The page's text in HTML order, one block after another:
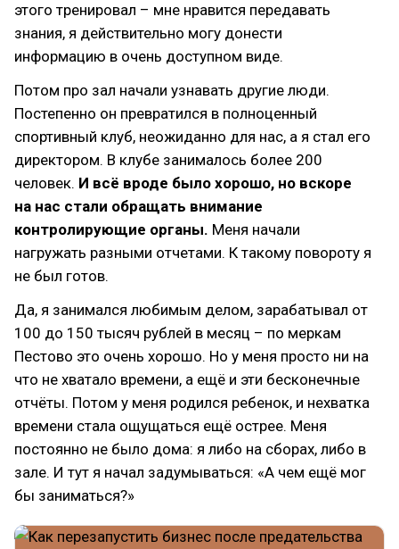
этого тренировал – мне нравится передавать
знания, я действительно могу донести
информацию в очень доступном виде.
Потом про зал начали узнавать другие люди.
Постепенно он превратился в полноценный
спортивный клуб, неожиданно для нас, а я стал его
директором. В клубе занималось более 200
человек. И всё вроде было хорошо, но вскоре
на нас стали обращать внимание
контролирующие органы. Меня начали
нагружать разными отчетами. К такому повороту я
не был готов.
Да, я занимался любимым делом, зарабатывал от
100 до 150 тысяч рублей в месяц – по меркам
Пестово это очень хорошо. Но у меня просто ни на
что не хватало времени, а ещё и эти бесконечные
отчёты. Потом у меня родился ребенок, и нехватка
времени стала ощущаться ещё острее. Меня
постоянно не было дома: я либо на сборах, либо в
зале. И тут я начал задумываться: «А чем ещё мог
бы заниматься?»